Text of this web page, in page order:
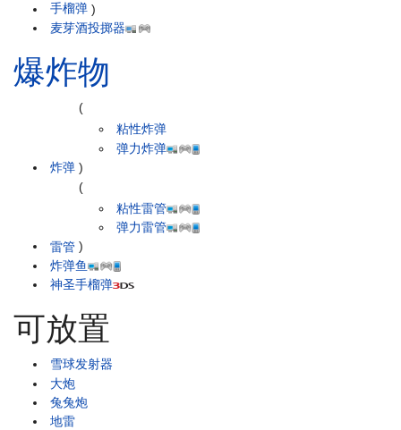
手榴弹 )
麦芽酒投掷器
爆炸物
炸弹
(
粘性炸弹
弹力炸弹
)
雷管
(
粘性雷管
弹力雷管
)
炸弹鱼
神圣手榴弹
可放置
雪球发射器
大炮
兔兔炮
地雷